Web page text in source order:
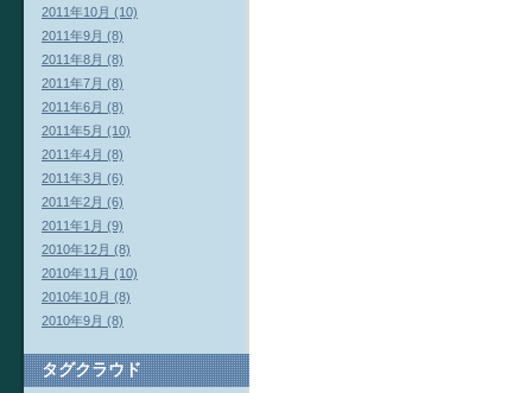
2011年10月 (10)
2011年9月 (8)
2011年8月 (8)
2011年7月 (8)
2011年6月 (8)
2011年5月 (10)
2011年4月 (8)
2011年3月 (6)
2011年2月 (6)
2011年1月 (9)
2010年12月 (8)
2010年11月 (10)
2010年10月 (8)
2010年9月 (8)
タグクラウド